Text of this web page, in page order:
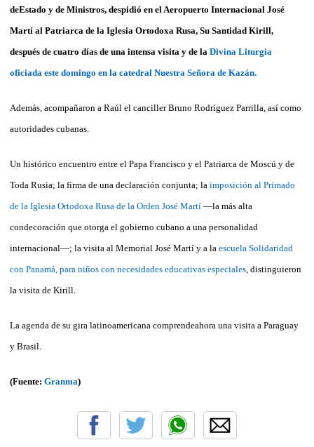
deEstado y de Ministros, despidió en el Aeropuerto Internacional José
Martí al Patriarca de la Iglesia Ortodoxa Rusa, Su Santidad Kirill,
después de cuatro días de una intensa visita y de la Divina Liturgia
oficiada este domingo en la catedral Nuestra Señora de Kazán.
Además, acompañaron a Raúl el canciller Bruno Rodríguez Parrilla, así como
autoridades cubanas.
Un histórico encuentro entre el Papa Francisco y el Patriarca de Moscú y de
Toda Rusia; la firma de una declaración conjunta; la imposición al Primado
de la Iglesia Ortodoxa Rusa de la Orden José Martí —la más alta
condecoración que otorga el gobierno cubano a una personalidad
internacional—; la visita al Memorial José Martí y a la escuela Solidaridad
con Panamá, para niños con necesidades educativas especiales , distinguieron
la visita de Kirill.
La agenda de su gira latinoamericana comprendeahora una visita a Paraguay
y Brasil.
(Fuente: Granma)